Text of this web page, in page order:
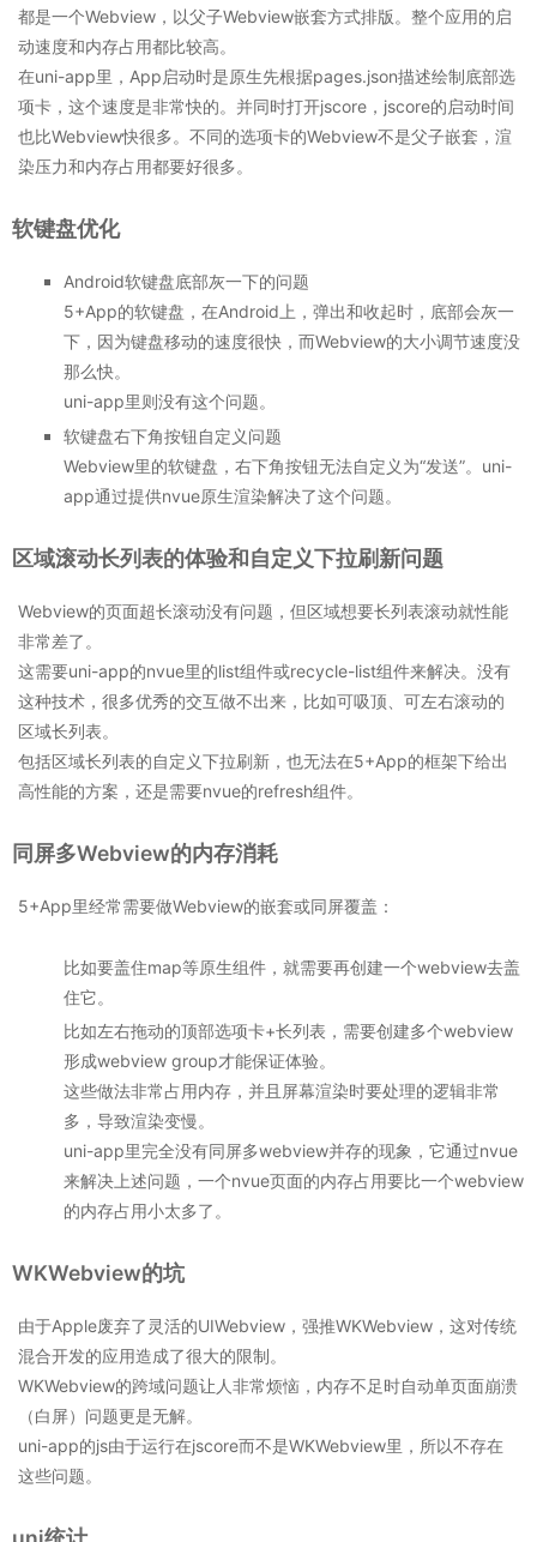
都是一个Webview，以父子Webview嵌套方式排版。整个应用的启
动速度和内存占用都比较高。
在uni-app里，App启动时是原生先根据pages.json描述绘制底部选
项卡，这个速度是非常快的。并同时打开jscore，jscore的启动时间
也比Webview快很多。不同的选项卡的Webview不是父子嵌套，渲
染压力和内存占用都要好很多。
软键盘优化
Android软键盘底部灰一下的问题
5+App的软键盘，在Android上，弹出和收起时，底部会灰一
下，因为键盘移动的速度很快，而Webview的大小调节速度没
那么快。
uni-app里则没有这个问题。
软键盘右下角按钮自定义问题
Webview里的软键盘，右下角按钮无法自定义为“发送”。uni-
app通过提供nvue原生渲染解决了这个问题。
区域滚动长列表的体验和自定义下拉刷新问题
Webview的页面超长滚动没有问题，但区域想要长列表滚动就性能
非常差了。
这需要uni-app的nvue里的list组件或recycle-list组件来解决。没有
这种技术，很多优秀的交互做不出来，比如可吸顶、可左右滚动的
区域长列表。
包括区域长列表的自定义下拉刷新，也无法在5+App的框架下给出
高性能的方案，还是需要nvue的refresh组件。
同屏多Webview的内存消耗
5+App里经常需要做Webview的嵌套或同屏覆盖：
比如要盖住map等原生组件，就需要再创建一个webview去盖
住它。
比如左右拖动的顶部选项卡+长列表，需要创建多个webview
形成webview group才能保证体验。
这些做法非常占用内存，并且屏幕渲染时要处理的逻辑非常
多，导致渲染变慢。
uni-app里完全没有同屏多webview并存的现象，它通过nvue
来解决上述问题，一个nvue页面的内存占用要比一个webview
的内存占用小太多了。
WKWebview的坑
由于Apple废弃了灵活的UIWebview，强推WKWebview，这对传统
混合开发的应用造成了很大的限制。
WKWebview的跨域问题让人非常烦恼，内存不足时自动单页面崩溃
（白屏）问题更是无解。
uni-app的js由于运行在jscore而不是WKWebview里，所以不存在
这些问题。